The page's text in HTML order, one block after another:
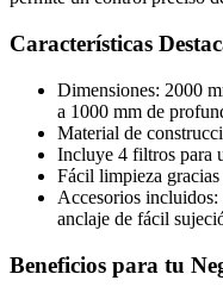
Características
Dimensiones: 2000
a 1000 mm de
Material de
Incluye 4 filtros para
Fácil limpieza gracias
Accesorios
anclaje de fácil
Beneficios para tu